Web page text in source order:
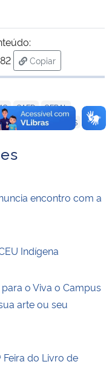
Copiar
para área de
, CAED , GERAL ,
AÇÕES AFIRMATIVAS
encontro com a
Indígena
o Viva o Campus
arte ou seu
Feira do Livro de